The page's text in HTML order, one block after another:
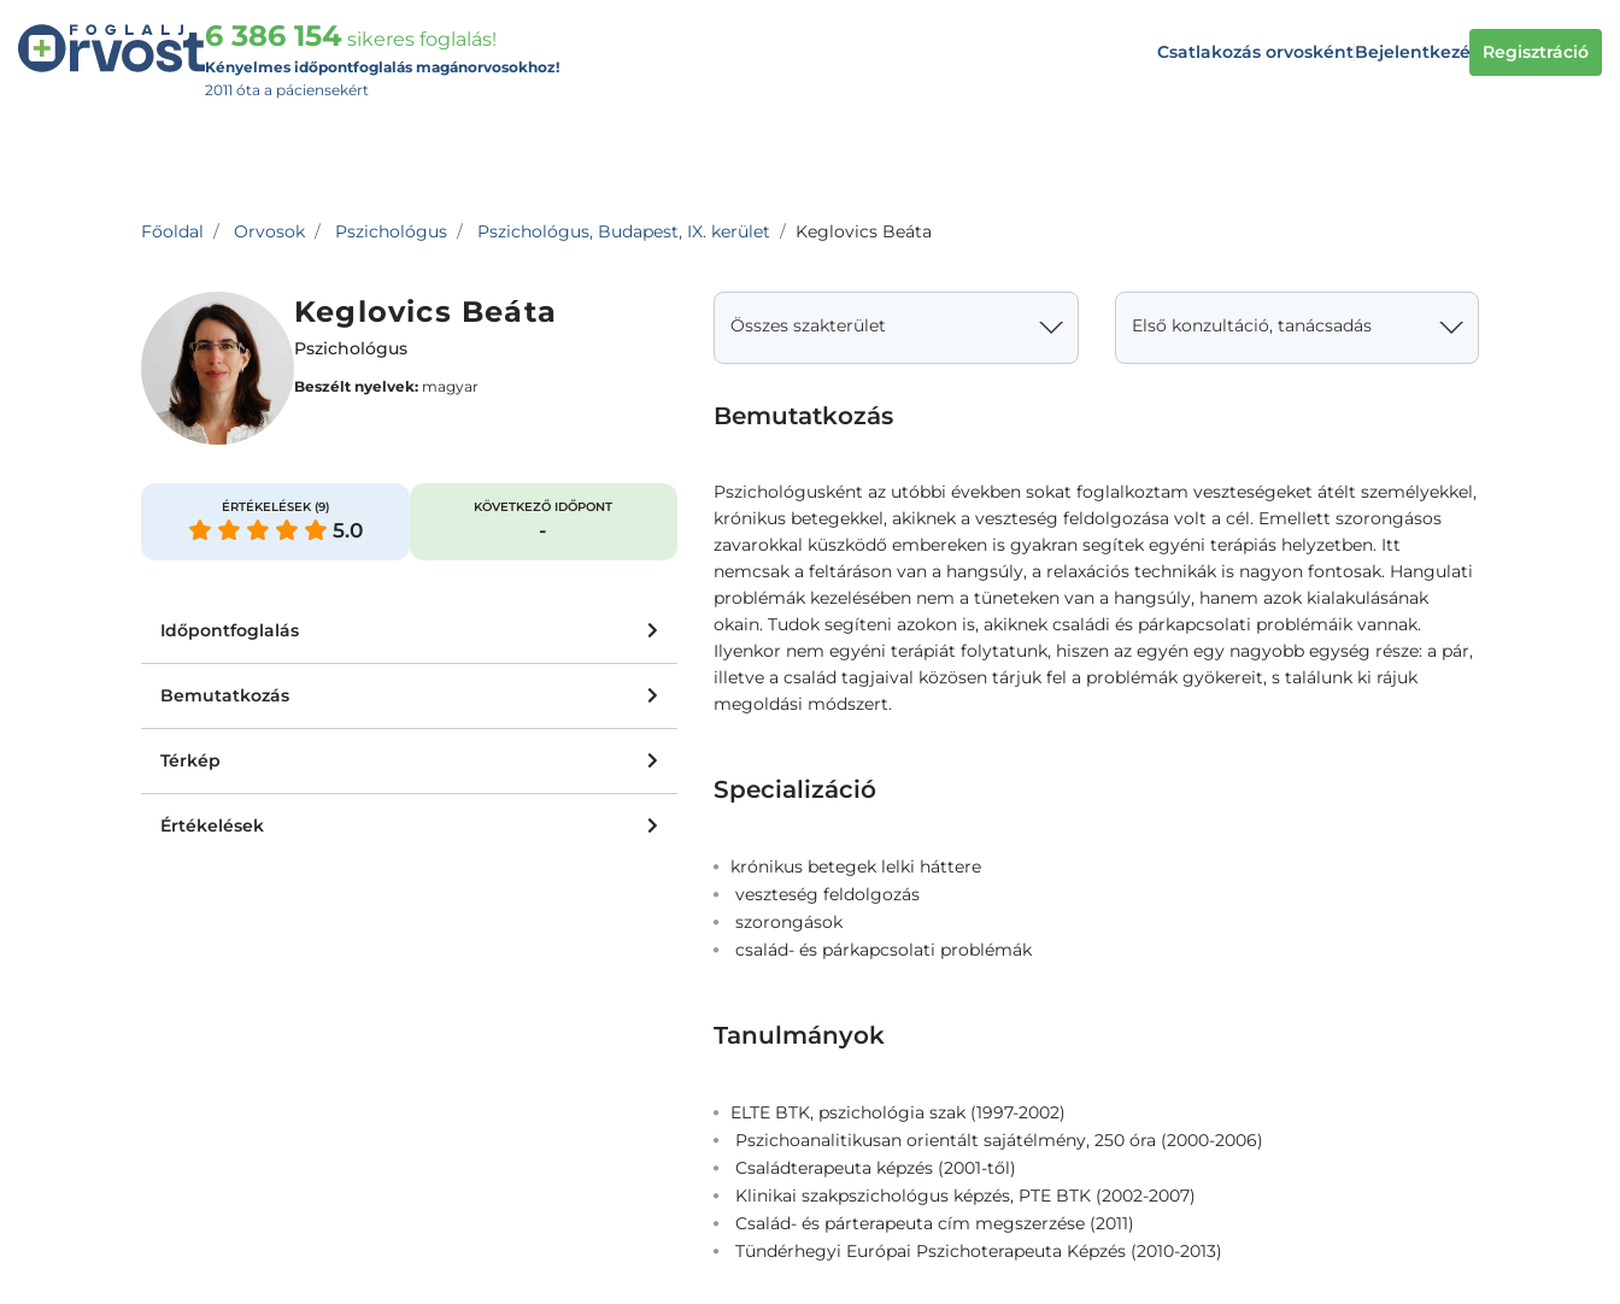
6 386 154 sikeres foglalás!
Kényelmes időpontfoglalás magánorvosokhoz!
2011 óta a páciensekért
Csatlakozás orvoskéntBejelentkezés Regisztráció
Főoldal Orvosok Pszichológus Pszichológus, Budapest, IX. kerület Keglovics Beáta
Keglovics Beáta
Pszichológus
Beszélt nyelvek: magyar
ÉRTÉKELÉSEK (9)
5.0
KÖVETKEZŐ IDŐPONT
-
Időpontfoglalás
Bemutatkozás
Térkép
Értékelések
Összes szakterület Első konzultáció, tanácsadás
Bemutatkozás
Pszichológusként az utóbbi években sokat foglalkoztam veszteségeket átélt személyekkel,
krónikus betegekkel, akiknek a veszteség feldolgozása volt a cél. Emellett szorongásos
zavarokkal küszködő embereken is gyakran segítek egyéni terápiás helyzetben. Itt
nemcsak a feltáráson van a hangsúly, a relaxációs technikák is nagyon fontosak. Hangulati
problémák kezelésében nem a tüneteken van a hangsúly, hanem azok kialakulásának
okain. Tudok segíteni azokon is, akiknek családi és párkapcsolati problémáik vannak.
Ilyenkor nem egyéni terápiát folytatunk, hiszen az egyén egy nagyobb egység része: a pár,
illetve a család tagjaival közösen tárjuk fel a problémák gyökereit, s találunk ki rájuk
megoldási módszert.
Specializáció
krónikus betegek lelki háttere
veszteség feldolgozás
szorongások
család- és párkapcsolati problémák
Tanulmányok
ELTE BTK, pszichológia szak (1997-2002)
Pszichoanalitikusan orientált sajátélmény, 250 óra (2000-2006)
Családterapeuta képzés (2001-től)
Klinikai szakpszichológus képzés, PTE BTK (2002-2007)
Család- és párterapeuta cím megszerzése (2011)
Tündérhegyi Európai Pszichoterapeuta Képzés (2010-2013)